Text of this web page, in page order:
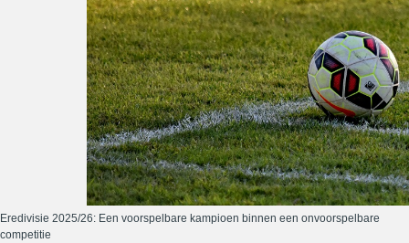
Eredivisie 2025/26: Een voorspelbare kampioen binnen een onvoorspelbare
competitie